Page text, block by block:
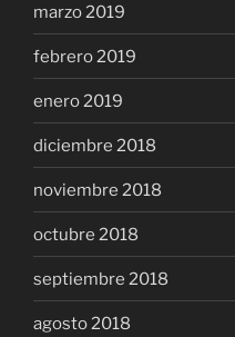
marzo 2019
febrero 2019
enero 2019
diciembre 2018
noviembre 2018
octubre 2018
septiembre 2018
agosto 2018